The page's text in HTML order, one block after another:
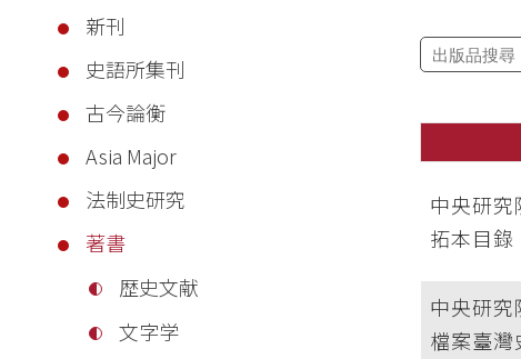
新刊
史語所集刊
古今論衡
Asia Major
法制史研究
著書
歴史文献
文字学
中央研
拓本目錄
中央研
檔案臺灣